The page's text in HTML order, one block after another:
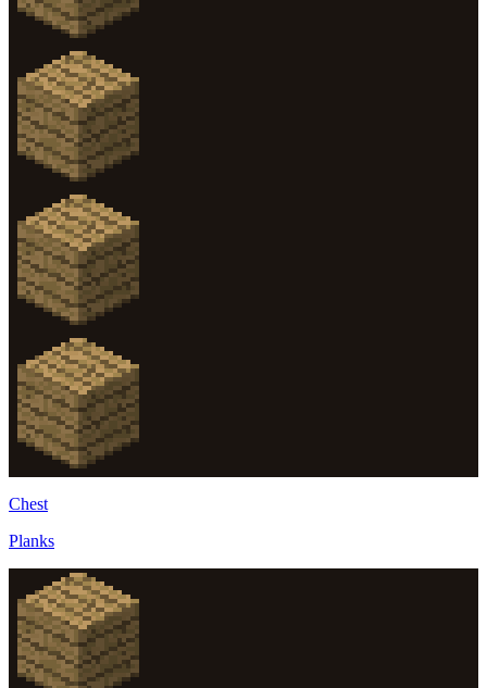
Chest
Planks